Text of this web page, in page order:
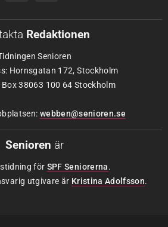
Redaktionen
Senioren
Hornsgatan 172, Stockholm
38063 100 64 Stockholm
webben@senioren.se
Senioren är
för SPF Seniorerna.
utgivare är Kristina Adolfsson.